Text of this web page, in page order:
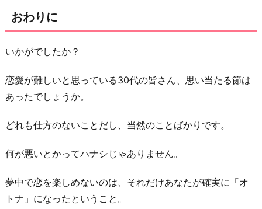
おわりに
いかがでしたか？
恋愛が難しいと思っている30代の皆さん、思い当たる節は
あったでしょうか。
どれも仕方のないことだし、当然のことばかりです。
何が悪いとかってハナシじゃありません。
夢中で恋を楽しめないのは、それだけあなたが確実に「オ
トナ」になったということ。